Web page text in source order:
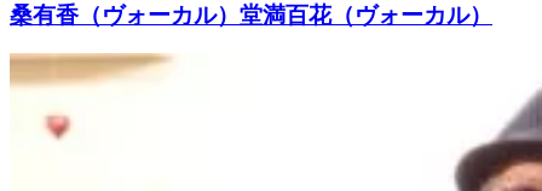
桑有香（ヴォーカル）堂満百花（ヴォーカル）